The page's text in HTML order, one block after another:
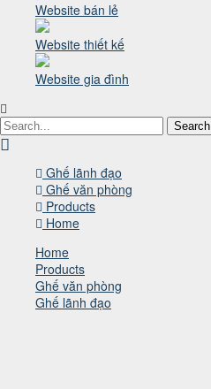
Website bán lẻ
Website thiết kế
Website gia đình
Search
Ghế lãnh đạo
Ghế văn phòng
Products
Home
Home
Products
Ghế văn phòng
Ghế lãnh đạo